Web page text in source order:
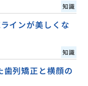
知識
インが美しくな
知識
歯列矯正と横顔の